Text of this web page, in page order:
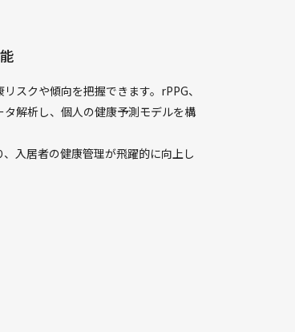
スクや傾向を把握できます。rPPG、
解析し、個人の健康予測モデルを構
入居者の健康管理が飛躍的に向上し